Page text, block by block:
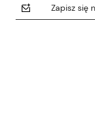
Zapisz się